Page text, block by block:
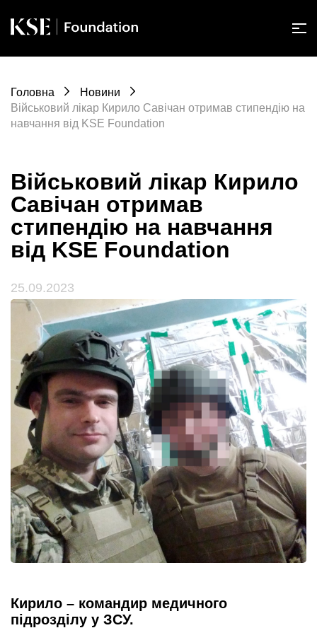
Головна
Новини
Військовий лікар Кирило Савічан отримав стипендію на
навчання від KSE Foundation
Військовий лікар Кирило
Савічан отримав
стипендію на навчання
від KSE Foundation
25.09.2023
Кирило – командир медичного
підрозділу у ЗСУ.